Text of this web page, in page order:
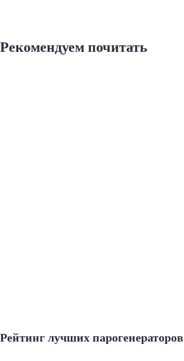
Рекомендуем почитать
Рейтинг лучших парогенераторов